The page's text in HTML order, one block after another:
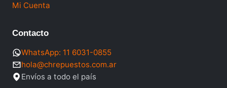
Mi Cuenta
Contacto
WhatsApp: 11 6031-0855
hola@chrepuestos.com.ar
Envíos a todo el país